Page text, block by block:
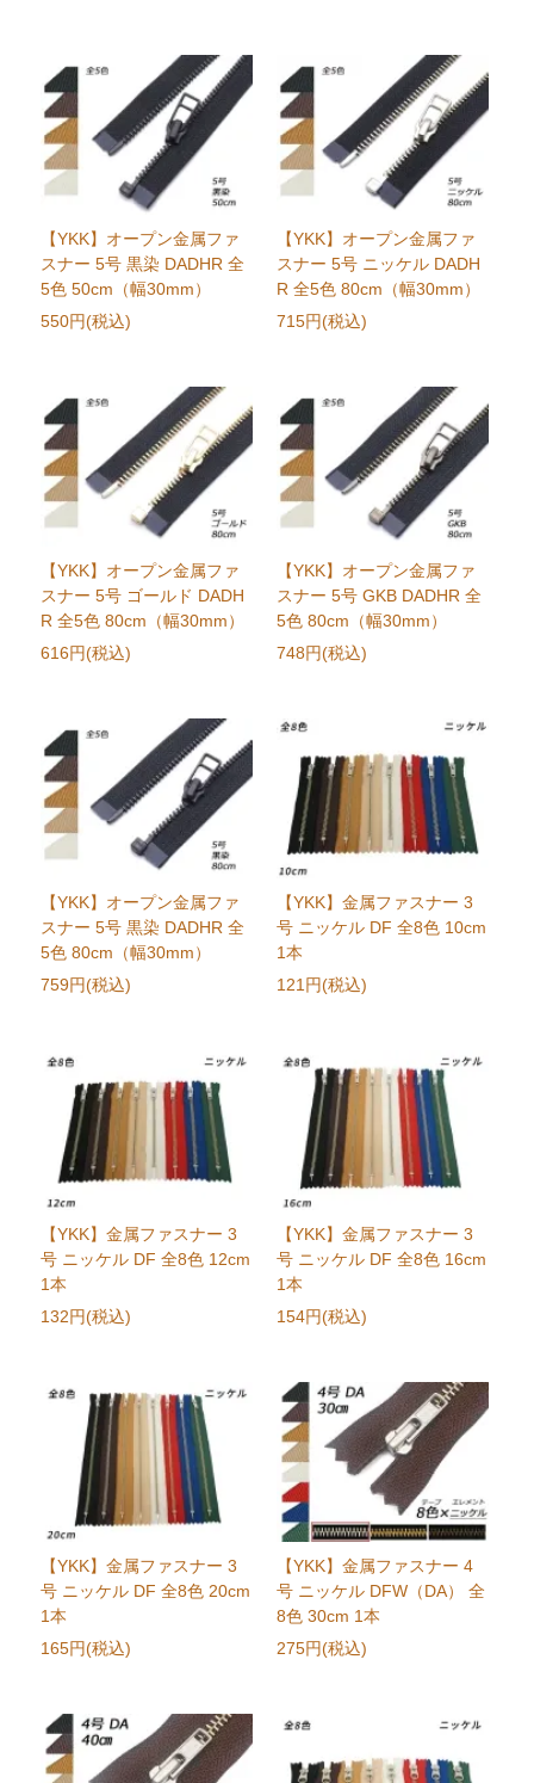
【YKK】オープン金属ファ
スナー 5号 黒染 DADHR 全
5色 50cm（幅30mm）
550円(税込)
【YKK】オープン金属ファ
スナー 5号 ニッケル DADH
R 全5色 80cm（幅30mm）
715円(税込)
【YKK】オープン金属ファ
スナー 5号 ゴールド DADH
R 全5色 80cm（幅30mm）
616円(税込)
【YKK】オープン金属ファ
スナー 5号 GKB DADHR 全
5色 80cm（幅30mm）
748円(税込)
【YKK】オープン金属ファ
スナー 5号 黒染 DADHR 全
5色 80cm（幅30mm）
759円(税込)
【YKK】金属ファスナー 3
号 ニッケル DF 全8色 10cm
1本
121円(税込)
【YKK】金属ファスナー 3
号 ニッケル DF 全8色 12cm
1本
132円(税込)
【YKK】金属ファスナー 3
号 ニッケル DF 全8色 16cm
1本
154円(税込)
【YKK】金属ファスナー 3
号 ニッケル DF 全8色 20cm
1本
165円(税込)
【YKK】金属ファスナー 4
号 ニッケル DFW（DA） 全
8色 30cm 1本
275円(税込)